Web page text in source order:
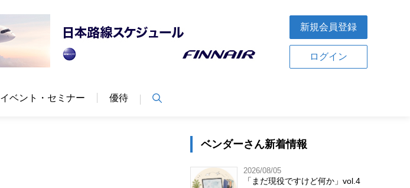
新規会員登録
ログイン
イベント・セミナー 優待
ベンダーさん新着情報
2026/08/05
「まだ現役ですけど何か」vol.4